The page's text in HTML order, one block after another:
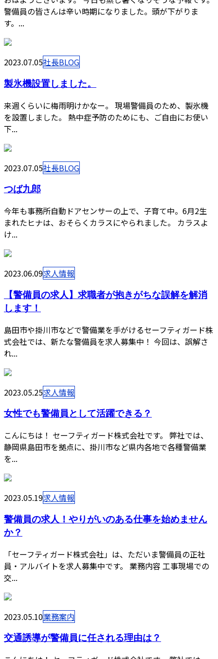
警備員の皆さんは辛い時期になりました。頭が下がりま
す。...
2023.07.05社長BLOG
製氷機設置しました。
来週くらいに梅雨明けかなー。 現場警備員のため、製氷機
を設置しました。 熱中症予防のためにも、ご自由にお使い
下...
2023.07.05社長BLOG
つば九郎
今年も事務所自動ドアセンサーの上で、子育て中。6月2生
まれたヒナは、おそらくカラスにやられました。 カラスよ
け...
2023.06.09求人情報
【警備員の求人】求職者が抱きがちな誤解を解消
します！
島田市や掛川市などで警備業を手がけるセーフティガード株
式会社では、新たな警備員を求人募集中！ 今回は、誤解さ
れ...
2023.05.25求人情報
女性でも警備員として活躍できる？
こんにちは！ セーフティガード株式会社です。 弊社では、
静岡県島田市を拠点に、掛川市など県内各地で各種警備業
を...
2023.05.19求人情報
警備員の求人！やりがいのある仕事を始めません
か？
「セーフティガード株式会社」は、ただいま警備員の正社
員・アルバイトを求人募集中です。 業務内容 工事現場での
交...
2023.05.10業務案内
交通誘導が警備員に任される理由は？